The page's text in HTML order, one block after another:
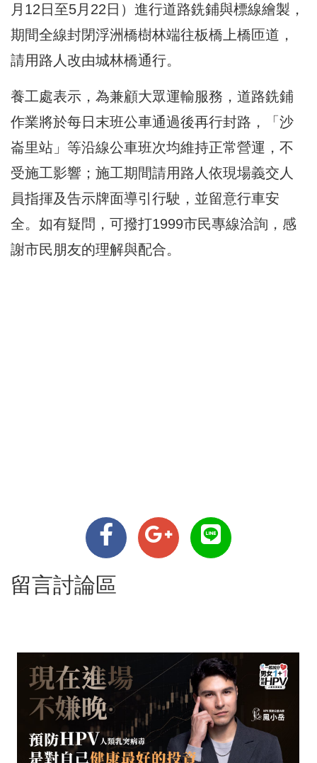
月12日至5月22日）進行道路銑鋪與標線繪製，
期間全線封閉浮洲橋樹林端往板橋上橋匝道，
請用路人改由城林橋通行。
養工處表示，為兼顧大眾運輸服務，道路銑鋪
作業將於每日末班公車通過後再行封路，「沙
崙里站」等沿線公車班次均維持正常營運，不
受施工影響；施工期間請用路人依現場義交人
員指揮及告示牌面導引行駛，並留意行車安
全。如有疑問，可撥打1999市民專線洽詢，感
謝市民朋友的理解與配合。
留言討論區